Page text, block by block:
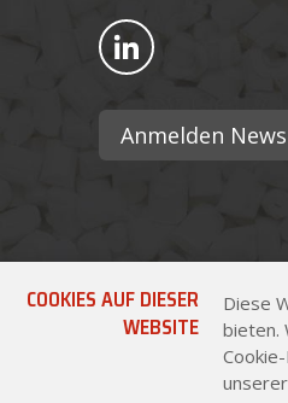
Bekijk ons op LinkedIn
Anmelden
© 2026 -
COOKIES AUF DIESER
WEBSITE
Diese
bieten.
unserer